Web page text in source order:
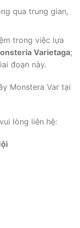
qua trung gian,
trong việc lựa
Varietaga;
đoạn này.
Monstera Var tại
lòng liên hệ: